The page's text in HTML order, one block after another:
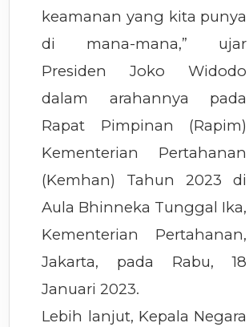
keamanan yang kita punya
di mana-mana,” ujar
Presiden Joko Widodo
dalam arahannya pada
Rapat Pimpinan (Rapim)
Kementerian Pertahanan
(Kemhan) Tahun 2023 di
Aula Bhinneka Tunggal Ika,
Kementerian Pertahanan,
Jakarta, pada Rabu, 18
Januari 2023.
Lebih lanjut, Kepala Negara